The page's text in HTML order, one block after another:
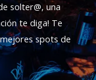
solter@, una
te diga! Te
spots de